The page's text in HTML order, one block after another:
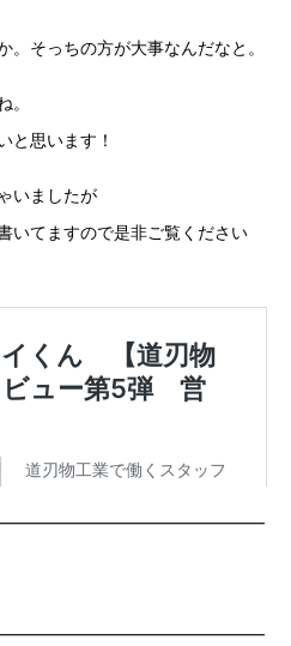
。そっちの方が大事なんだなと。
。
と思います！
いましたが
いてますので是非ご覧ください